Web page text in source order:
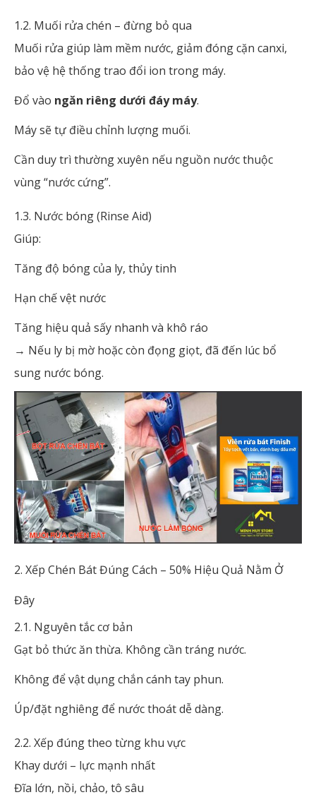
1.2. Muối rửa chén – đừng bỏ qua
Muối rửa giúp làm mềm nước, giảm đóng cặn canxi,
bảo vệ hệ thống trao đổi ion trong máy.
Đổ vào ngăn riêng dưới đáy máy.
Máy sẽ tự điều chỉnh lượng muối.
Cần duy trì thường xuyên nếu nguồn nước thuộc
vùng “nước cứng”.
1.3. Nước bóng (Rinse Aid)
Giúp:
Tăng độ bóng của ly, thủy tinh
Hạn chế vệt nước
Tăng hiệu quả sấy nhanh và khô ráo
→ Nếu ly bị mờ hoặc còn đọng giọt, đã đến lúc bổ
sung nước bóng.
2. Xếp Chén Bát Đúng Cách – 50% Hiệu Quả Nằm Ở
Đây
2.1. Nguyên tắc cơ bản
Gạt bỏ thức ăn thừa. Không cần tráng nước.
Không để vật dụng chắn cánh tay phun.
Úp/đặt nghiêng để nước thoát dễ dàng.
2.2. Xếp đúng theo từng khu vực
Khay dưới – lực mạnh nhất
Đĩa lớn, nồi, chảo, tô sâu